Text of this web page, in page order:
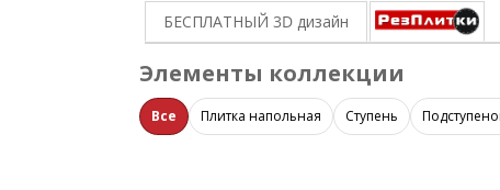
БЕСПЛАТНЫЙ 3D дизайн
Элементы коллекции
Все Плитка напольная Ступень